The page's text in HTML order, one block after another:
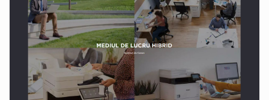
Producatorii si comerciantii care nu se supun noilor
reglementari…